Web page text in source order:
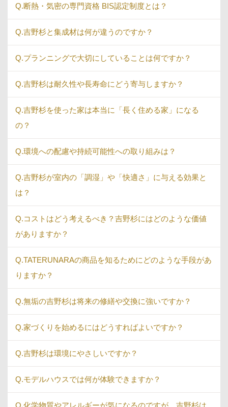
Q.断熱・気密の専門資格 BIS認定制度とは？
Q.吉野杉と集成材は何が違うのですか？
Q.プランニングで大切にしていることは何ですか？
Q.吉野杉は耐久性や長寿命にどう寄与しますか？
Q.吉野杉を使った家は本当に「長く住める家」になる
の？
Q.環境への配慮や持続可能性への取り組みは？
Q.吉野杉が室内の「調湿」や「快適さ」に与える効果と
は？
Q.コストはどう考えるべき？吉野杉にはどのような価値
がありますか？
Q.TATERUNARAの商品を知るためにどのような手段があ
りますか？
Q.無垢の吉野杉は将来の修繕や交換に強いですか？
Q.家づくりを始めるにはどうすればよいですか？
Q.吉野杉は環境にやさしいですか？
Q.モデルハウスでは何が体験できますか？
Q.化学物質やアレルギーが気になるのですが、吉野杉は